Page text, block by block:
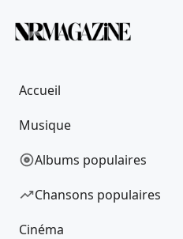
Accueil
Musique
Albums populaires
Chansons populaires
Cinéma